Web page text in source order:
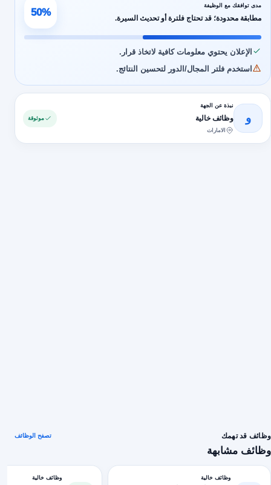
مدى توافقك مع الوظيفة
مطابقة محدودة؛ قد تحتاج فلترة أو تحديث السيرة. 50%
الإعلان يحتوي معلومات كافية لاتخاذ قرار.
استخدم فلتر المجال/الدور لتحسين النتائج.
و
نبذة عن الجهة
وظائف خالية
الامارات
موثوقة
وظائف قد تهمك
وظائف مشابهة
تصفح الوظائف
وظائف خالية وظائف خالية